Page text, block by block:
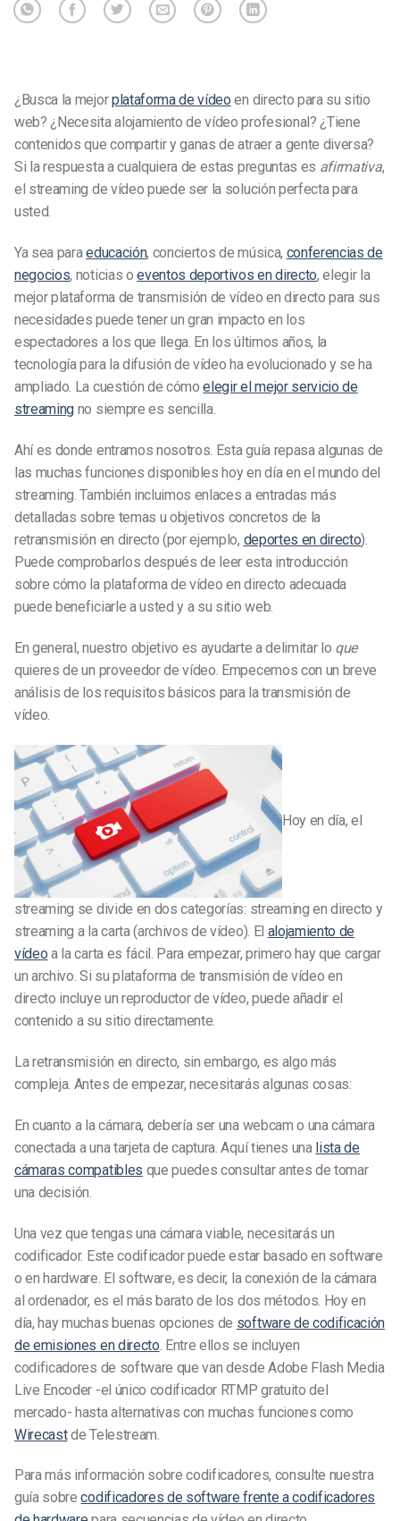
¿Busca la mejorplataforma de vídeo en directo para su sitio
web? ¿Necesita alojamiento de vídeo profesional? ¿Tiene
contenidos que compartir y ganas de atraer a gente diversa?
Si la respuesta a cualquiera de estas preguntas es afirmativa,
el streaming de vídeo puede ser la solución perfecta para
usted.
Ya sea paraeducación, conciertos de música, conferencias de
negocios, noticias oeventos deportivos en directo, elegir la
mejor plataforma de transmisión de vídeo en directo para sus
necesidades puede tener un gran impacto en los
espectadores a los que llega. En los últimos años, la
tecnología para la difusión de vídeo ha evolucionado y se ha
ampliado. La cuestión de cómoelegir el mejor servicio de
streaming no siempre es sencilla.
Ahí es donde entramos nosotros. Esta guía repasa algunas de
las muchas funciones disponibles hoy en día en el mundo del
streaming. También incluimos enlaces a entradas más
detalladas sobre temas u objetivos concretos de la
retransmisión en directo (por ejemplo, deportes en directo).
Puede comprobarlos después de leer esta introducción
sobre cómo la plataforma de vídeo en directo adecuada
puede beneficiarle a usted y a su sitio web.
En general, nuestro objetivo es ayudarte a delimitar lo que
quieres de un proveedor de vídeo. Empecemos con un breve
análisis de los requisitos básicos para la transmisión de
vídeo.
Hoy en día, el
streaming se divide en dos categorías: streaming en directo y
streaming a la carta (archivos de vídeo). El alojamiento de
vídeo a la carta es fácil. Para empezar, primero hay que cargar
un archivo. Si su plataforma de transmisión de vídeo en
directo incluye un reproductor de vídeo, puede añadir el
contenido a su sitio directamente.
La retransmisión en directo, sin embargo, es algo más
compleja. Antes de empezar, necesitarás algunas cosas:
En cuanto a la cámara, debería ser una webcam o una cámara
conectada a una tarjeta de captura. Aquí tienes una lista de
cámaras compatibles que puedes consultar antes de tomar
una decisión.
Una vez que tengas una cámara viable, necesitarás un
codificador. Este codificador puede estar basado en software
o en hardware. El software, es decir, la conexión de la cámara
al ordenador, es el más barato de los dos métodos. Hoy en
día, hay muchas buenas opciones de software de codificación
de emisiones en directo . Entre ellos se incluyen
codificadores de software que van desde Adobe Flash Media
Live Encoder -el único codificador RTMP gratuito del
mercado- hasta alternativas con muchas funciones como
Wirecastde Telestream.
Para más información sobre codificadores, consulte nuestra
guía sobrecodificadores de software frente a codificadores